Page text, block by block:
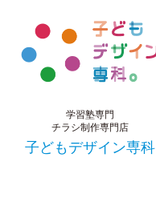
学習塾専門
チラシ制作専門店
子どもデザイン専科